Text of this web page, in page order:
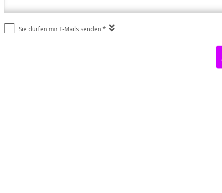
Sie dürfen mir E-Mails senden *